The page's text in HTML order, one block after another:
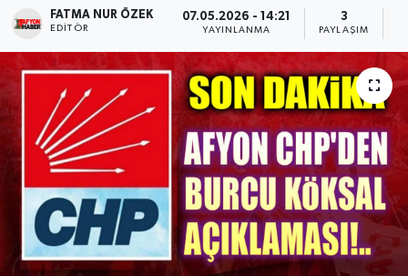
FATMA NUR ÖZEK
EDITÖR
07.05.2026 - 14:21
YAYINLANMA
3
PAYLAŞIM
Magazin
Etkinlikler